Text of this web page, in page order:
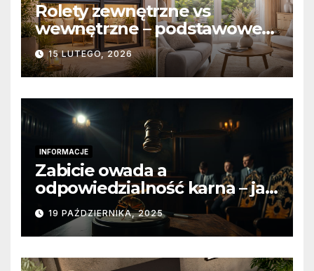
Rolety zewnętrzne vs
wewnętrzne – podstawowe
różnice konstrukcyjne i
funkcjonalne
15 LUTEGO, 2026
INFORMACJE
Zabicie owada a
odpowiedzialność karna – jak
wygląda to w praktyce?
19 PAŹDZIERNIKA, 2025